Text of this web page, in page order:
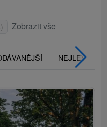
Zobrazit vše
NEJLEVNĚJŠÍ